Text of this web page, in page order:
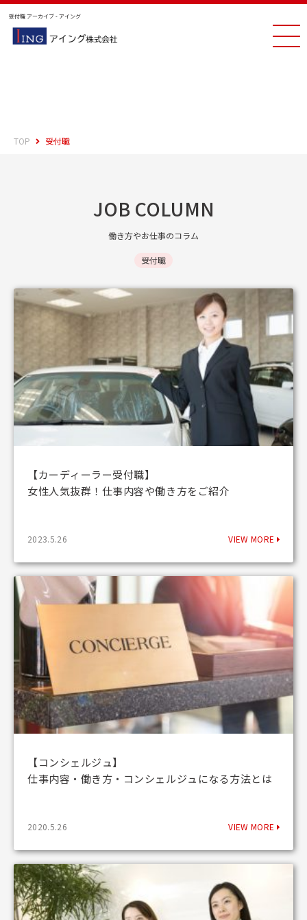
受付職 アーカイブ - アイング
TOP 受付職
JOB COLUMN
働き方やお仕事のコラム
受付職
【カーディーラー受付職】
女性人気抜群！仕事内容や働き方をご紹介
2023.5.26 VIEW MORE
【コンシェルジュ】
仕事内容・働き方・コンシェルジュになる方法とは
2020.5.26 VIEW MORE